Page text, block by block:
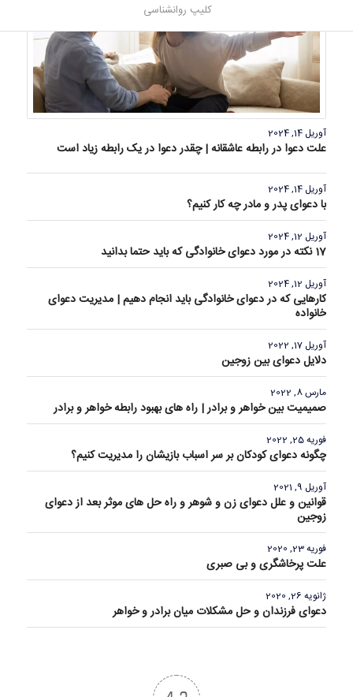
کلیپ روانشناسی
آوریل 14, 2024
علت دعوا در رابطه عاشقانه | چقدر دعوا در یک رابطه زیاد است
آوریل 14, 2024
با دعوای پدر و مادر چه کار کنیم؟
آوریل 12, 2024
17 نکته در مورد دعوای خانوادگی که باید حتما بدانید
آوریل 12, 2024
کارهایی که در دعوای خانوادگی باید انجام دهیم | مدیریت دعوای
خانواده
آوریل 17, 2022
دلایل دعوای بین زوجین
مارس 8, 2022
صمیمیت بین خواهر و برادر | راه های بهبود رابطه خواهر و برادر
فوریه 25, 2022
چگونه دعوای کودکان بر سر اسباب بازیشان را مدیریت کنیم؟
آوریل 9, 2021
قوانین و علل دعوای زن و شوهر و راه حل های موثر بعد از دعوای
زوجین
فوریه 23, 2020
علت پرخاشگری و بی صبری
ژانویه 26, 2020
دعوای فرزندان و حل مشکلات میان برادر و خواهر